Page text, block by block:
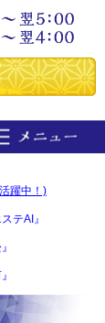
躍中！)
テAI』